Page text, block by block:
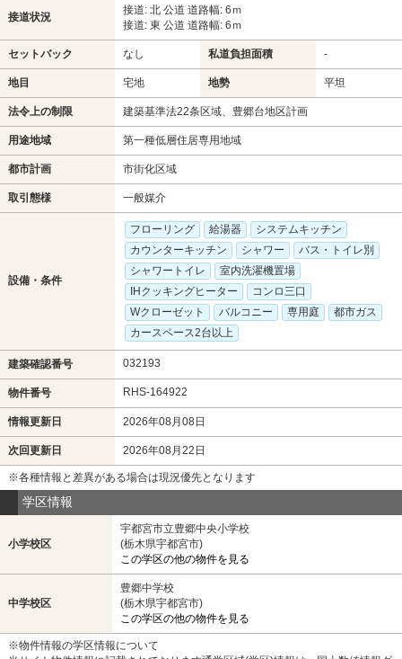
接道状況
接道: 北 公道 道路幅: 6ｍ
接道: 東 公道 道路幅: 6ｍ
セットバック なし 私道負担面積 -
地目 宅地 地勢 平坦
法令上の制限 建築基準法22条区域、豊郷台地区計画
用途地域 第一種低層住居専用地域
都市計画 市街化区域
取引態様 一般媒介
設備・条件
フローリング 給湯器
システムキッチン
カウンターキッチン
シャワー
バス・トイレ別
シャワートイレ
室内洗濯機置場
IHクッキングヒーター
コンロ三口
Wクローゼット
バルコニー 専用庭
都市ガス
カースペース2台以上
建築確認番号 032193
物件番号 RHS-164922
情報更新日 2026年08月08日
次回更新日 2026年08月22日
※各種情報と差異がある場合は現況優先となります
学区情報
小学校区
宇都宮市立豊郷中央小学校
(栃木県宇都宮市)
この学区の他の物件を見る
中学校区
豊郷中学校
(栃木県宇都宮市)
この学区の他の物件を見る
※物件情報の学区情報について